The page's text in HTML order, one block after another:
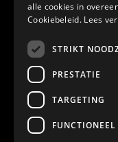
FORD
IVECO
MAXUS
MERCEDES
NISSAN
alle cookies in
Cookiebeleid. Lees
STRIKT
PRESTATIE
TARGETING
FUNCTIONEEL